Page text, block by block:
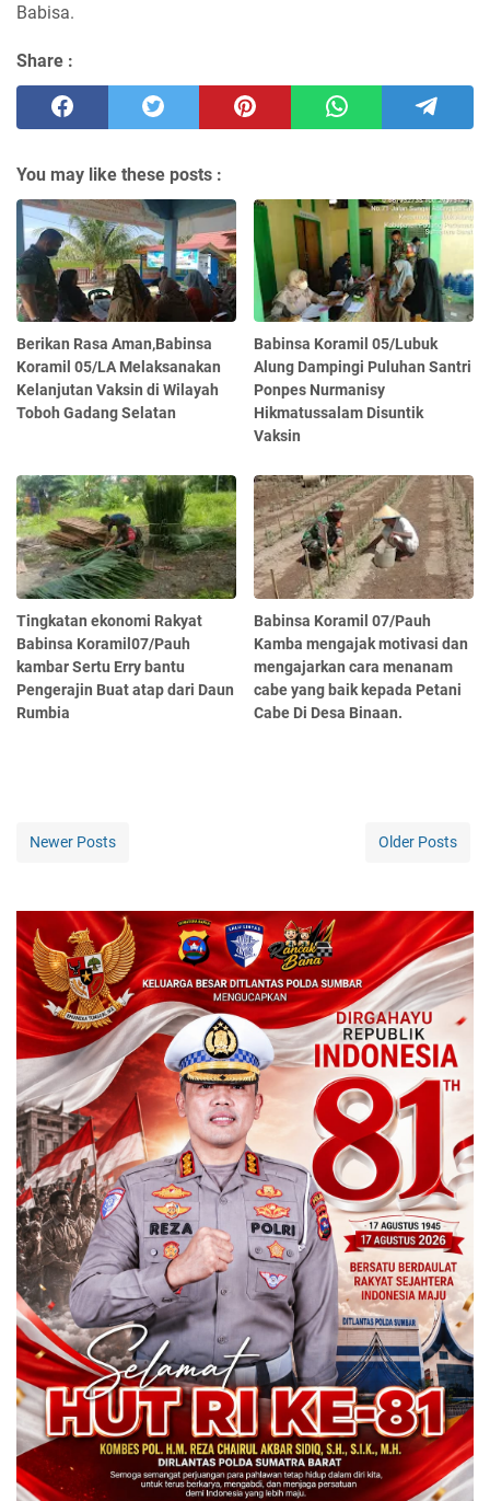
Babisa.
Share :
You may like these posts :
Berikan Rasa Aman,Babinsa
Koramil 05/LA Melaksanakan
Kelanjutan Vaksin di Wilayah
Toboh Gadang Selatan
Babinsa Koramil 05/Lubuk
Alung Dampingi Puluhan Santri
Ponpes Nurmanisy
Hikmatussalam Disuntik
Vaksin
Tingkatan ekonomi Rakyat
Babinsa Koramil07/Pauh
kambar Sertu Erry bantu
Pengerajin Buat atap dari Daun
Rumbia
Babinsa Koramil 07/Pauh
Kamba mengajak motivasi dan
mengajarkan cara menanam
cabe yang baik kepada Petani
Cabe Di Desa Binaan.
Newer Posts Older Posts